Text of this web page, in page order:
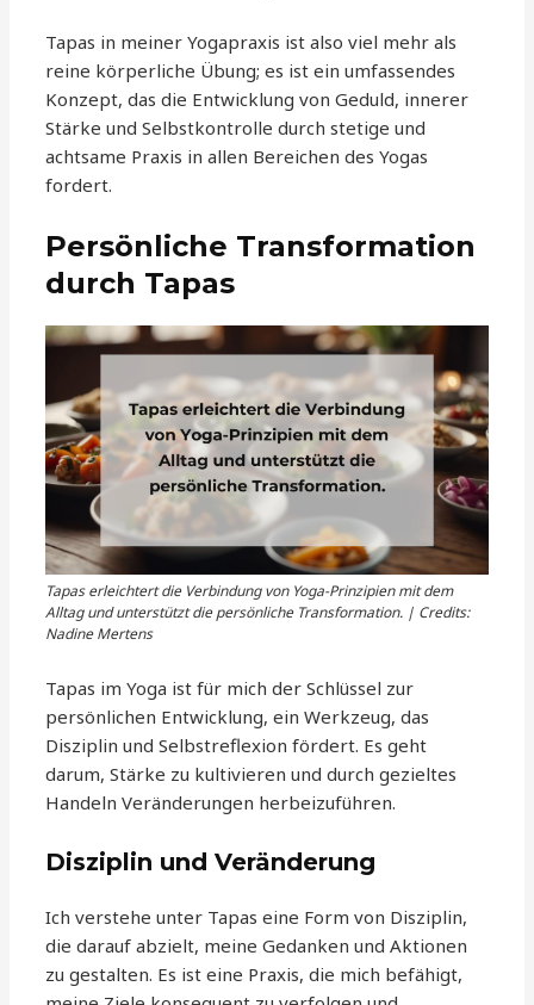
Tapas in meiner Yogapraxis ist also viel mehr als
reine körperliche Übung; es ist ein umfassendes
Konzept, das die Entwicklung von Geduld, innerer
Stärke und Selbstkontrolle durch stetige und
achtsame Praxis in allen Bereichen des Yogas
fordert.
Persönliche Transformation
durch Tapas
Tapas erleichtert die Verbindung von Yoga-Prinzipien mit dem
Alltag und unterstützt die persönliche Transformation. | Credits:
Nadine Mertens
Tapas im Yoga ist für mich der Schlüssel zur
persönlichen Entwicklung, ein Werkzeug, das
Disziplin und Selbstreflexion fördert. Es geht
darum, Stärke zu kultivieren und durch gezieltes
Handeln Veränderungen herbeizuführen.
Disziplin und Veränderung
Ich verstehe unter Tapas eine Form von Disziplin,
die darauf abzielt, meine Gedanken und Aktionen
zu gestalten. Es ist eine Praxis, die mich befähigt,